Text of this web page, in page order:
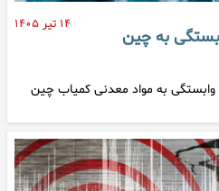
۱۴ تیر ۱۴۰۵
به چین
وابستگی به مواد معدنی کمیاب چین